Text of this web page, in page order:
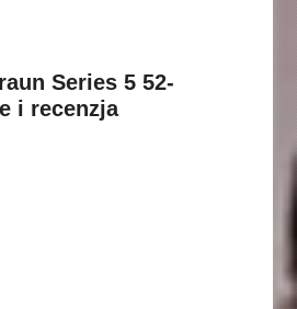
Series 5 52-
i recenzja